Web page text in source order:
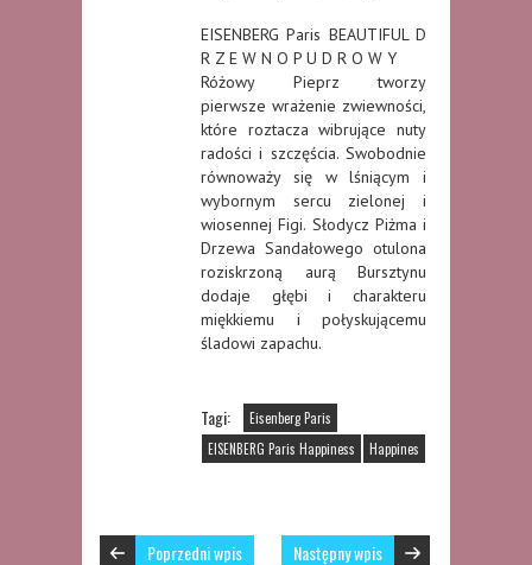
EISENBERG Paris BEAUTIFUL D
R Z E W N O P U D R O W Y
Różowy Pieprz tworzy
pierwsze wrażenie zwiewności,
które roztacza wibrujące nuty
radości i szczęścia. Swobodnie
równoważy się w lśniącym i
wybornym sercu zielonej i
wiosennej Figi. Słodycz Piżma i
Drzewa Sandałowego otulona
roziskrzoną aurą Bursztynu
dodaje głębi i charakteru
miękkiemu i połyskującemu
śladowi zapachu.
Tagi:
Eisenberg Paris
EISENBERG Paris Happiness
Happines
Poprzedni wpis Następny wpis